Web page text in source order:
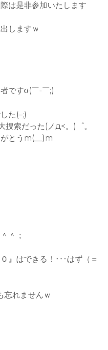
は是非参加いたします
しますｗ
ですσ(￣-￣;)
た(–;)
捜索だった(ノд<。)゜。
とうm(__)m
＾；
』はできる！･･･はず（＝
忘れませんｗ